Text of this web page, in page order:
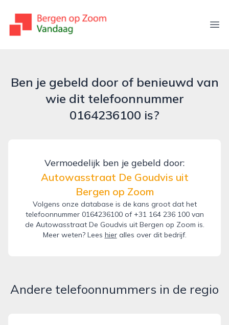
bergenopzoomvandaag.nl
Ben je gebeld door of benieuwd van
wie dit telefoonnummer
0164236100 is?
Vermoedelijk ben je gebeld door:
Autowasstraat De Goudvis uit
Bergen op Zoom
Volgens onze database is de kans groot dat het
telefoonnummer 0164236100 of +31 164 236 100 van
de Autowasstraat De Goudvis uit Bergen op Zoom is.
Meer weten? Lees hieralles over dit bedrijf.
Andere telefoonnummers in de regio